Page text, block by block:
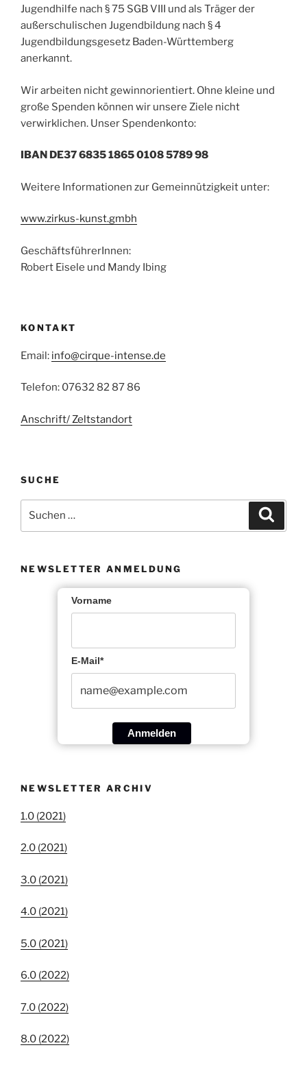
Jugendhilfe nach § 75 SGB VIII und als Träger der
außerschulischen Jugendbildung nach § 4
Jugendbildungsgesetz Baden-Württemberg
anerkannt.
Wir arbeiten nicht gewinnorientiert. Ohne kleine und
große Spenden können wir unsere Ziele nicht
verwirklichen. Unser Spendenkonto:
IBAN DE37 6835 1865 0108 5789 98
Weitere Informationen zur Gemeinnützigkeit unter:
www.zirkus-kunst.gmbh
GeschäftsführerInnen:
Robert Eisele und Mandy Ibing
KONTAKT
Email: info@cirque-intense.de
Telefon: 07632 82 87 86
Anschrift/ Zeltstandort
SUCHE
nach:
NEWSLETTER ANMELDUNG
Vorname
E-Mail*
Anmelden
NEWSLETTER ARCHIV
1.0 (2021)
2.0 (2021)
3.0 (2021)
4.0 (2021)
5.0 (2021)
6.0 (2022)
7.0 (2022)
8.0 (2022)